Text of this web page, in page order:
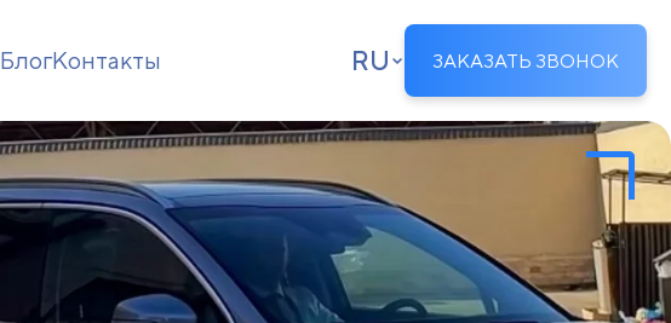
БлогКонтакты RU ЗАКАЗАТЬ ЗВОНОК